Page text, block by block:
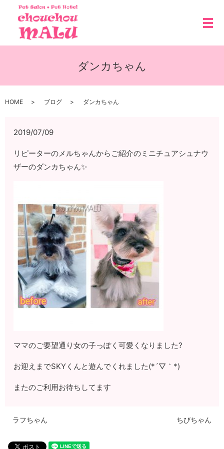
メ
ダンカちゃん
HOME ブログ ダンカちゃん
2019/07/09
リピーターのメルちゃんからご紹介のミニチュアシュナウ
ザーのダンカちゃん✨
ママのご要望通り女の子っぽく可愛くなりました?
お迎えまでSKYくんと遊んでくれました(*´▽｀*)
またのご利用お待ちしてます
ラフちゃん ちびちゃん